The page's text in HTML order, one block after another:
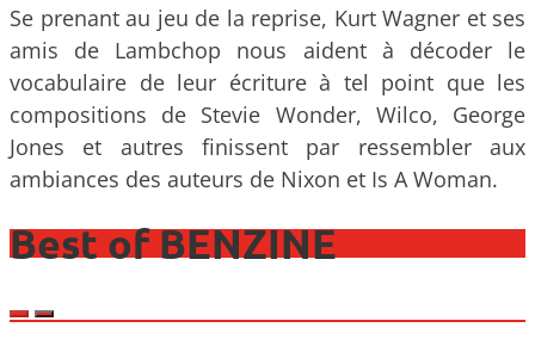
Se prenant au jeu de la reprise, Kurt Wagner et ses
amis de Lambchop nous aident à décoder le
vocabulaire de leur écriture à tel point que les
compositions de Stevie Wonder, Wilco, George
Jones et autres finissent par ressembler aux
ambiances des auteurs de Nixon et Is A Woman.
Best of BENZINE